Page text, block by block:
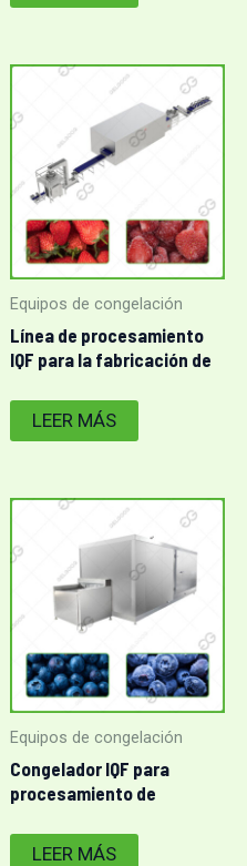
Equipos de congelación
Línea de procesamiento
IQF para la fabricación de
LEER MÁS
Equipos de congelación
Congelador IQF para
procesamiento de
300-2000kg/h
LEER MÁS